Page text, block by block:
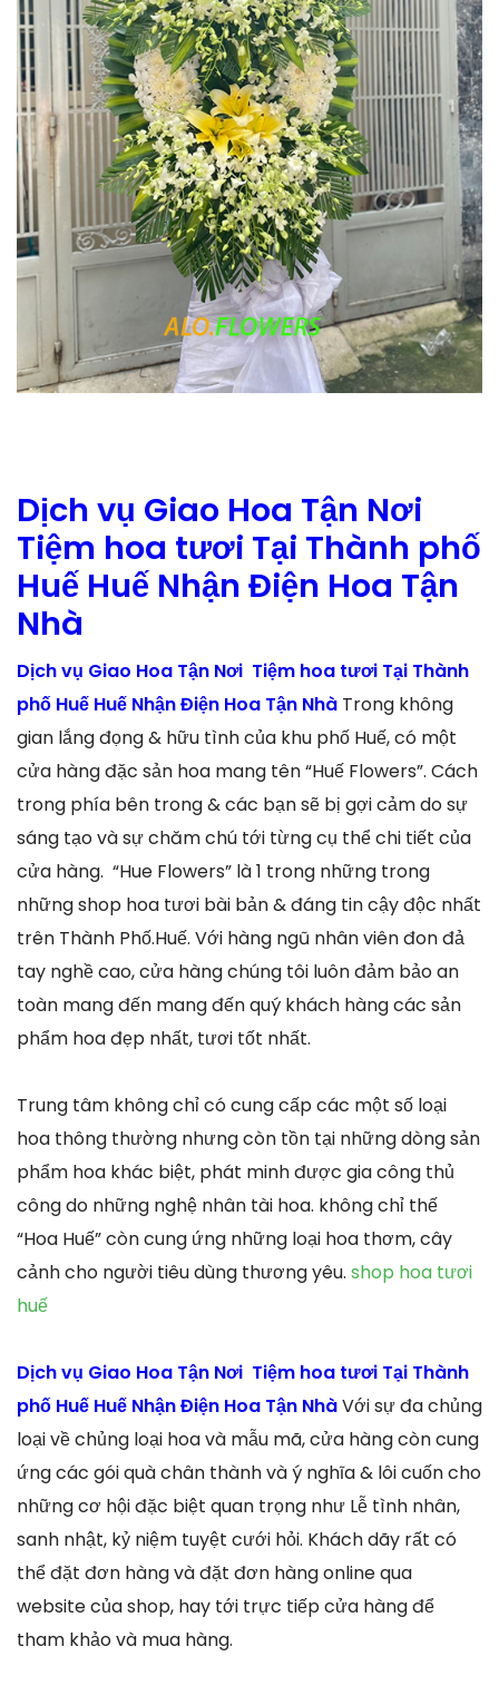
Dịch vụ Giao Hoa Tận Nơi
Tiệm hoa tươi Tại Thành phố
Huế Huế Nhận Điện Hoa Tận
Nhà
Dịch vụ Giao Hoa Tận Nơi Tiệm hoa tươi Tại Thành
phố Huế Huế Nhận Điện Hoa Tận Nhà Trong không
gian lắng đọng & hữu tình của khu phố Huế, có một
cửa hàng đặc sản hoa mang tên “Huế Flowers”. Cách
trong phía bên trong & các bạn sẽ bị gợi cảm do sự
sáng tạo và sự chăm chú tới từng cụ thể chi tiết của
cửa hàng. “Hue Flowers” là 1 trong những trong
những shop hoa tươi bài bản & đáng tin cậy độc nhất
trên Thành Phố.Huế. Với hàng ngũ nhân viên đon đả
tay nghề cao, cửa hàng chúng tôi luôn đảm bảo an
toàn mang đến mang đến quý khách hàng các sản
phẩm hoa đẹp nhất, tươi tốt nhất.
Trung tâm không chỉ có cung cấp các một số loại
hoa thông thường nhưng còn tồn tại những dòng sản
phẩm hoa khác biệt, phát minh được gia công thủ
công do những nghệ nhân tài hoa. không chỉ thế
“Hoa Huế” còn cung ứng những loại hoa thơm, cây
cảnh cho người tiêu dùng thương yêu. shop hoa tươi
huế
Dịch vụ Giao Hoa Tận Nơi Tiệm hoa tươi Tại Thành
phố Huế Huế Nhận Điện Hoa Tận NhàVới sự đa chủng
loại về chủng loại hoa và mẫu mã, cửa hàng còn cung
ứng các gói quà chân thành và ý nghĩa & lôi cuốn cho
những cơ hội đặc biệt quan trọng như Lễ tình nhân,
sanh nhật, kỷ niệm tuyệt cưới hỏi. Khách dãy rất có
thể đặt đơn hàng và đặt đơn hàng online qua
website của shop, hay tới trực tiếp cửa hàng để
tham khảo và mua hàng.